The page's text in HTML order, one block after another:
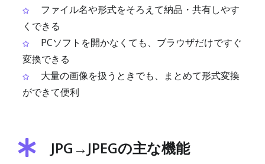
ファイル名や形式をそろえて納品・共有しやす
くできる
PCソフトを開かなくても、ブラウザだけですぐ
変換できる
大量の画像を扱うときでも、まとめて形式変換
ができて便利
JPG→JPEGの主な機能